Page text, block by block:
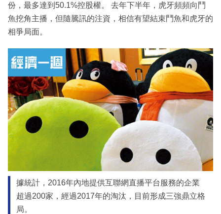
份，最多達到50.1%控股權。 去年下半年，虎牙頻頻向鬥
魚挖角主播，但隨騰訊的注資，相信有望結束鬥魚和虎牙的
相爭局面。
據統計，2016年內地提供互聯網直播平台服務的企業
超過200家，經過2017年的淘汰，目前形成三強鼎立格
局。